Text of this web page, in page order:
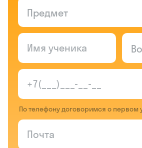
Предмет
По телефону договоримся о первом